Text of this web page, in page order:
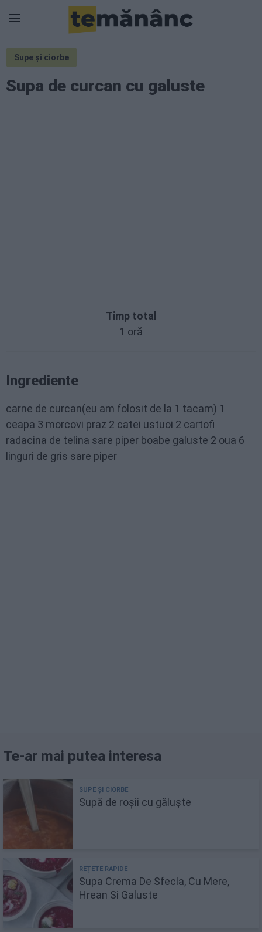
Supe și ciorbe
Supa de curcan cu galuste
Timp total
1 oră
Ingrediente
carne de curcan(eu am folosit de la 1 tacam) 1
ceapa 3 morcovi praz 2 catei ustuoi 2 cartofi
radacina de telina sare piper boabe galuste 2 oua 6
linguri de gris sare piper
Te-ar mai putea interesa
Supă de roșii cu găluște
Supa Crema De Sfecla, Cu Mere,
Hrean Si Galuste